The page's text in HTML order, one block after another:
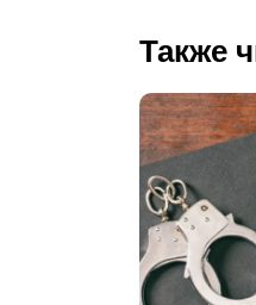
Также